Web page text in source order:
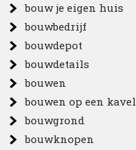
bouw je eigen huis
bouwbedrijf
bouwdepot
bouwdetails
bouwen
bouwen op een kavel
bouwgrond
bouwknopen